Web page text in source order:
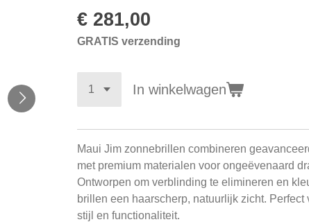
€ 281,00
GRATIS verzending
In winkelwagen
Maui Jim zonnebrillen combineren
met premium materialen voor ongeëvenaard
Ontworpen om verblinding te elimineren en
brillen een haarscherp, natuurlijk zicht.
stijl en functionaliteit.